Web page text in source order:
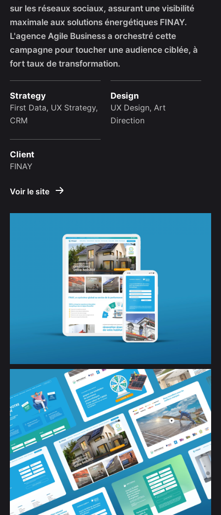
sur les réseaux sociaux, assurant une visibilité
maximale aux solutions énergétiques FINAY.
L'agence Agile Business a orchestré cette
campagne pour toucher une audience ciblée, à
fort taux de transformation.
Strategy
First Data, UX Strategy,
CRM
Design
UX Design, Art
Direction
Client
FINAY
Voir le site